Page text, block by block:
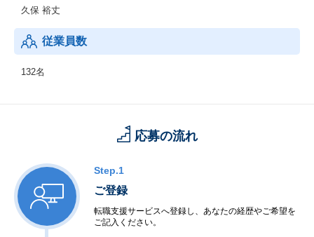
です。人同士の繋がり、お金や時間や物の価値、働き方、様々な
僕たちは、時代に併せて、ある時は時代を先取り、サービスを通
じて変化や変革を先導し、
なんて言葉が気にならないくらい、いつでも軽やかに、自分らし
久保 裕丈
従業員数
132名
応募の流れ
Step.1
ご登録
転職支援サービスへ登録し、あなたの経歴やご希望を
ご記入ください。